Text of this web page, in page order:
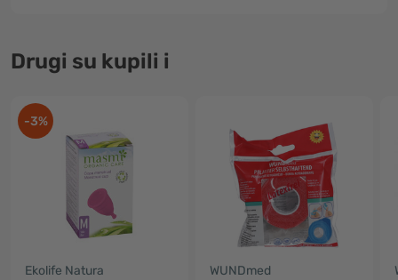
Drugi su kupili i
-3%
Ekolife Natura WUNDmed